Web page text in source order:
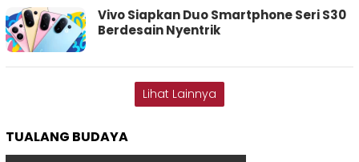
Vivo Siapkan Duo Smartphone Seri S30
Berdesain Nyentrik
Lihat Lainnya
TUALANG BUDAYA